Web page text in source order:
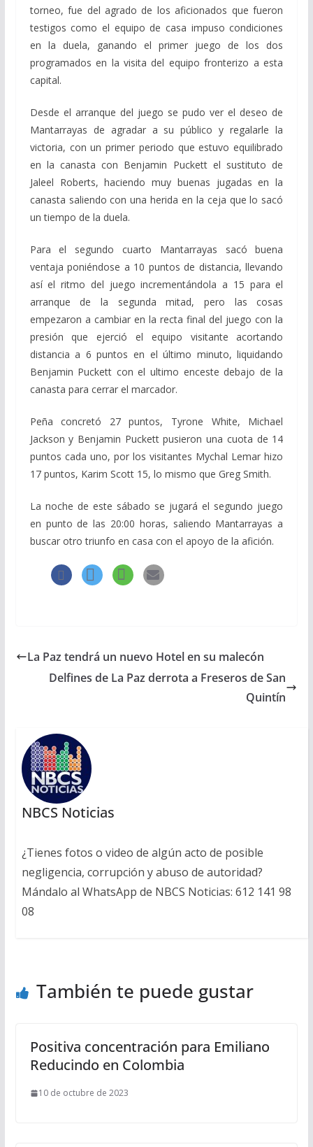
torneo, fue del agrado de los aficionados que fueron
testigos como el equipo de casa impuso condiciones
en la duela, ganando el primer juego de los dos
programados en la visita del equipo fronterizo a esta
capital.
Desde el arranque del juego se pudo ver el deseo de
Mantarrayas de agradar a su público y regalarle la
victoria, con un primer periodo que estuvo equilibrado
en la canasta con Benjamin Puckett el sustituto de
Jaleel Roberts, haciendo muy buenas jugadas en la
canasta saliendo con una herida en la ceja que lo sacó
un tiempo de la duela.
Para el segundo cuarto Mantarrayas sacó buena
ventaja poniéndose a 10 puntos de distancia, llevando
así el ritmo del juego incrementándola a 15 para el
arranque de la segunda mitad, pero las cosas
empezaron a cambiar en la recta final del juego con la
presión que ejerció el equipo visitante acortando
distancia a 6 puntos en el último minuto, liquidando
Benjamin Puckett con el ultimo enceste debajo de la
canasta para cerrar el marcador.
Peña concretó 27 puntos, Tyrone White, Michael
Jackson y Benjamin Puckett pusieron una cuota de 14
puntos cada uno, por los visitantes Mychal Lemar hizo
17 puntos, Karim Scott 15, lo mismo que Greg Smith.
La noche de este sábado se jugará el segundo juego
en punto de las 20:00 horas, saliendo Mantarrayas a
buscar otro triunfo en casa con el apoyo de la afición.
La Paz tendrá un nuevo Hotel en su malecón
Delfines de La Paz derrota a Freseros de San
Quintín
NBCS Noticias
¿Tienes fotos o video de algún acto de posible
negligencia, corrupción y abuso de autoridad?
Mándalo al WhatsApp de NBCS Noticias: 612 141 98
08
También te puede gustar
Positiva concentración para Emiliano
Reducindo en Colombia
10 de octubre de 2023